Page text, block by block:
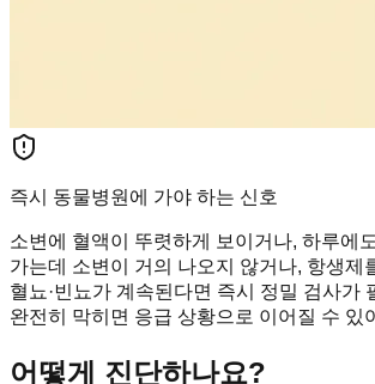
즉시 동물병원에 가야 하는 신호
소변에 혈액이 뚜렷하게 보이거나, 하루에
가는데 소변이 거의 나오지 않거나, 항생제
혈뇨·빈뇨가 계속된다면 즉시 정밀 검사가
완전히 막히면 응급 상황으로 이어질 수 있
어떻게 진단하나요?